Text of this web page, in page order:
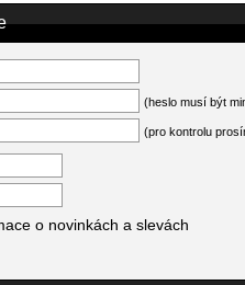
(heslo musí být
(pro kontrolu
o novinkách a slevách